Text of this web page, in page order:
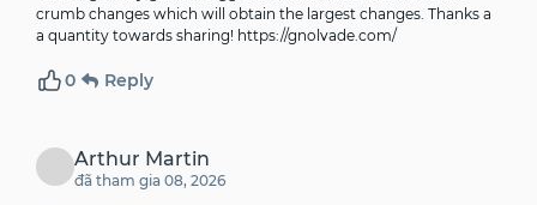
crumb changes which will obtain the largest changes. Thanks a
a quantity towards sharing! https://gnolvade.com/
0 Reply
Arthur Martin
đã tham gia 08, 2026